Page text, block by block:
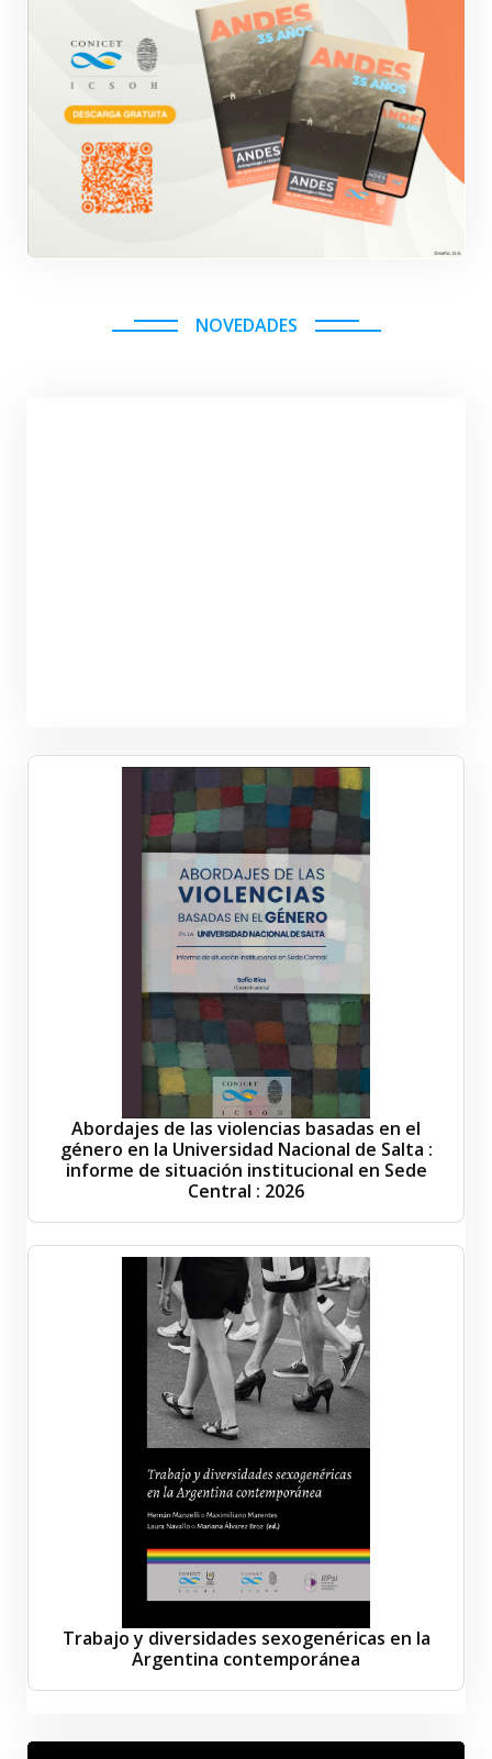
NOVEDADES
Abordajes de las violencias basadas en el
género en la Universidad Nacional de Salta :
informe de situación institucional en Sede
Central : 2026
Trabajo y diversidades sexogenéricas en la
Argentina contemporánea